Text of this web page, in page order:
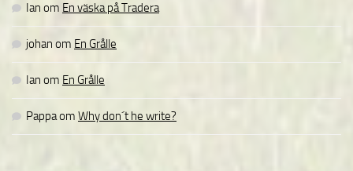
Ian om En väska på Tradera
johan om En Grålle
Ian om En Grålle
Pappaom Why don´t he write?